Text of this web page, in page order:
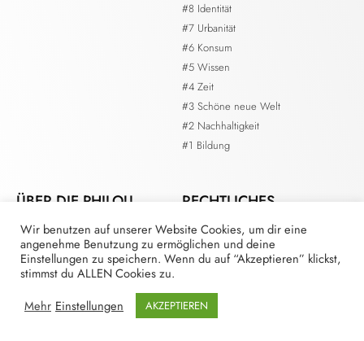
#8 Identität
#7 Urbanität
#6 Konsum
#5 Wissen
#4 Zeit
#3 Schöne neue Welt
#2 Nachhaltigkeit
#1 Bildung
ÜBER DIE PHILOU.
Kontakt
Die Redaktion
Mitmachen als Redaktionsmitglied
Mitmachen als Sponsor*in
RECHTLICHES
Impressum
Datenschutzerklärung
Wir benutzen auf unserer Website Cookies, um dir eine
angenehme Benutzung zu ermöglichen und deine
Einstellungen zu speichern. Wenn du auf “Akzeptieren” klickst,
stimmst du ALLEN Cookies zu.
Mehr Einstellungen AKZEPTIEREN